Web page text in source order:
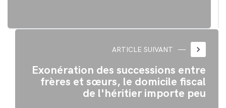
ARTICLE SUIVANT keyboard_arrow_right
Exonération des successions entre
frères et sœurs, le domicile fiscal
de l'héritier importe peu